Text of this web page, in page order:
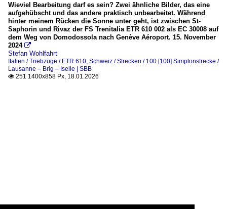
Wieviel Bearbeitung darf es sein? Zwei ähnliche Bilder, das eine
aufgehübscht und das andere praktisch unbearbeitet. Während
hinter meinem Rücken die Sonne unter geht, ist zwischen St-
Saphorin und Rivaz der FS Trenitalia ETR 610 002 als EC 30008 auf
dem Weg von Domodossola nach Genève Aéroport. 15. November
2024 
Stefan Wohlfahrt
Italien / Triebzüge / ETR 610 Schweiz / Strecken / 100 [100] Simplonstrecke /
Lausanne – Brig – Iselle | SBB
 251 1400x858 Px, 18.01.2026